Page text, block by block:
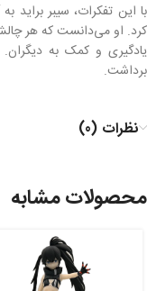
با این تفکرات، سیبر براید
کرد. او می‌دانست که هر
یادگیری و کمک به دیگران.
برداشت.
نظرات (0)
محصولات مشابه